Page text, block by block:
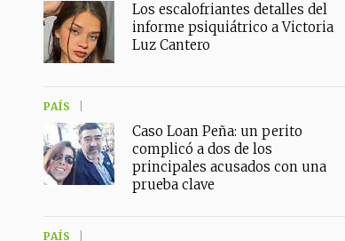
Los escalofriantes detalles del
informe psiquiátrico a Victoria
Luz Cantero
PAÍS
Caso Loan Peña: un perito
complicó a dos de los
principales acusados con una
prueba clave
PAÍS